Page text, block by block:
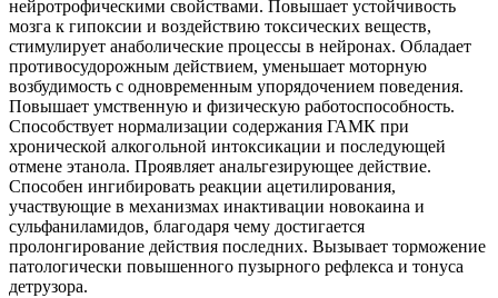
нейротрофическими свойствами. Повышает устойчивость
мозга к гипоксии и воздействию токсических веществ,
стимулирует анаболические процессы в нейронах. Обладает
противосудорожным действием, уменьшает моторную
возбудимость с одновременным упорядочением поведения.
Повышает умственную и физическую работоспособность.
Способствует нормализации содержания ГАМК при
хронической алкогольной интоксикации и последующей
отмене этанола. Проявляет анальгезирующее действие.
Способен ингибировать реакции ацетилирования,
участвующие в механизмах инактивации новокаина и
сульфаниламидов, благодаря чему достигается
пролонгирование действия последних. Вызывает торможение
патологически повышенного пузырного рефлекса и тонуса
детрузора.